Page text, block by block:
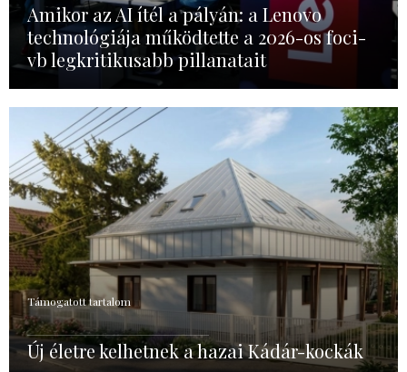
Amikor az AI ítél a pályán: a Lenovo
technológiája működtette a 2026-os foci-
vb legkritikusabb pillanatait
Támogatott tartalom
Új életre kelhetnek a hazai Kádár-kockák